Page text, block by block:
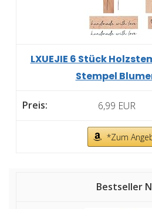
LXUEJIE 6 Stück
Stempel
6,99 EUR
*Zum